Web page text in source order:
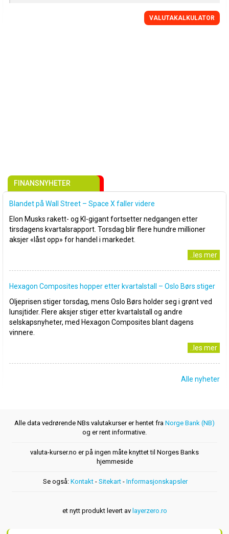
VALUTAKALKULATOR
FINANSNYHETER
Blandet på Wall Street – Space X faller videre
Elon Musks rakett- og KI-gigant fortsetter nedgangen etter
tirsdagens kvartalsrapport. Torsdag blir flere hundre millioner
aksjer «låst opp» for handel i markedet.
..les mer
Hexagon Composites hopper etter kvartalstall – Oslo Børs stiger
Oljeprisen stiger torsdag, mens Oslo Børs holder seg i grønt ved
lunsjtider. Flere aksjer stiger etter kvartalstall og andre
selskapsnyheter, med Hexagon Composites blant dagens
vinnere.
..les mer
Alle nyheter
Alle data vedrørende NBs valutakurser er hentet fra Norge Bank (NB)
og er rent informative.
valuta-kurser.no er på ingen måte knyttet til Norges Banks
hjemmeside
Se også: Kontakt - Sitekart - Informasjonskapsler
et nytt produkt levert av layerzero.ro